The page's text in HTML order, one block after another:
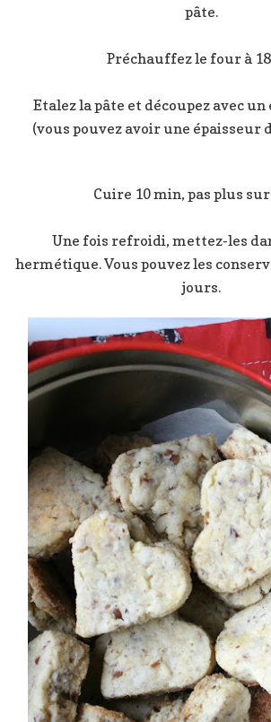
pâte.
Préchauffez le four à
Etalez la pâte et découpez avec
(vous pouvez avoir une épaisseur
Cuire 10 min, pas plus
Une fois refroidi, mettez-les
hermétique. Vous pouvez les
jours.